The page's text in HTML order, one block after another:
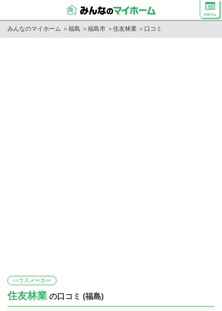
menu
みんなのマイホーム ＞ 福島 ＞ 福島市 ＞ 住友林業 ＞ 口コミ
ハウスメーカー
住友林業 の口コミ (福島)